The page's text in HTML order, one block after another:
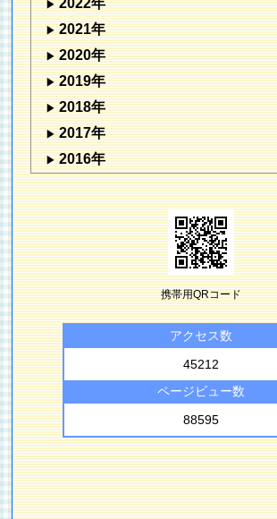
2022年
2021年
2020年
2019年
2018年
2017年
2016年
携帯用QRコード
アクセス数
45212
ページビュー数
88595